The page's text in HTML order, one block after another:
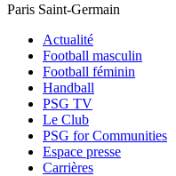
Paris Saint-Germain
Actualité
Football masculin
Football féminin
Handball
PSG TV
Le Club
PSG for Communities
Espace presse
Carrières